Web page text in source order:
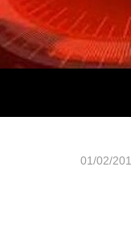
01/02/